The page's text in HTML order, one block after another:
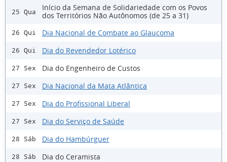
25 Qua
Início da Semana de Solidariedade com os Povos
dos Territórios Não Autônomos (de 25 a 31)
26 Qui Dia Nacional de Combate ao Glaucoma
26 Qui Dia do Revendedor Lotérico
27 Sex Dia do Engenheiro de Custos
27 Sex Dia Nacional da Mata Atlântica
27 Sex Dia do Profissional Liberal
27 Sex Dia do Serviço de Saúde
28 Sáb Dia do Hambúrguer
28 Sáb Dia do Ceramista